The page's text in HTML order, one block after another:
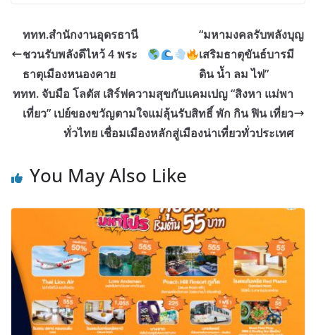
ททท.สำนักงานอุดรธานี
ชวนรับพลังดีไหว้ 4 พระ
ธาตุเมืองหนองคาย
“มหามงคลรับพลังบุญ
เสริมธาตุขันธ์บารมี
ดิน น้ำ ลม ไฟ”
ททท. จับมือ โลตัส เสิร์ฟความสุขกับแคมเปญ “สิงหา แม่พา
เที่ยว” เปย์ของขวัญตามใจแม่ลุ้นรับสิทธิ์ พัก กิน ฟิน เที่ยว
ทั่วไทย เชื่อมเมืองหลักสู่เมืองน่าเที่ยวทั่วประเทศ
You May Also Like